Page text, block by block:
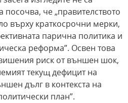
че „правителството
върху краткосрочни мерки,
парична политика и
реформа”. Освен това
риск от външен шок,
текущ дефицит на
дълг в контекста на
план”.